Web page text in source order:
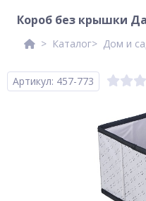
Короб без крышки
Каталог Дом и
Артикул: 457-773